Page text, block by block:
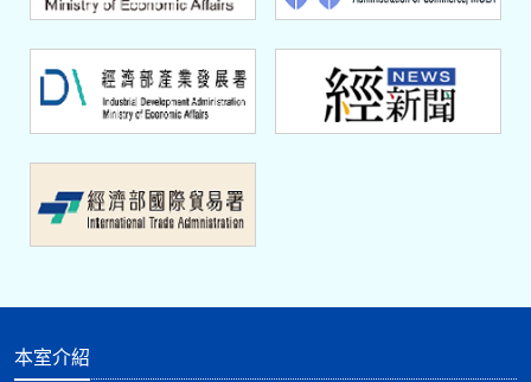
本室介紹